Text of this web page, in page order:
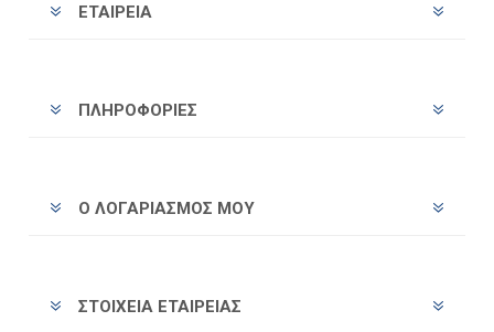
ΕΤΑΙΡΕΊΑ
ΠΛΗΡΟΦΟΡΊΕΣ
Ο ΛΟΓΑΡΙΑΣΜΌΣ ΜΟΥ
ΣΤΟΙΧΕΊΑ ΕΤΑΙΡΕΊΑΣ